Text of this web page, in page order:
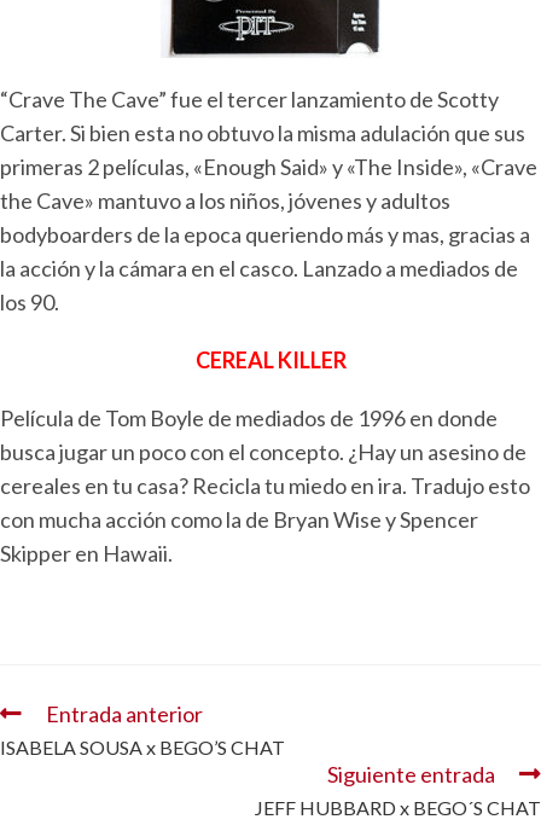
“Crave The Cave” fue el tercer lanzamiento de Scotty
Carter. Si bien esta no obtuvo la misma adulación que sus
primeras 2 películas, «Enough Said» y «The Inside», «Crave
the Cave» mantuvo a los niños, jóvenes y adultos
bodyboarders de la epoca queriendo más y mas, gracias a
la acción y la cámara en el casco. Lanzado a mediados de
los 90.
CEREAL KILLER
Película de Tom Boyle de mediados de 1996 en donde
busca jugar un poco con el concepto. ¿Hay un asesino de
cereales en tu casa? Recicla tu miedo en ira. Tradujo esto
con mucha acción como la de Bryan Wise y Spencer
Skipper en Hawaii.
Entrada anterior
ISABELA SOUSA x BEGO’S CHAT
Siguiente entrada
JEFF HUBBARD x BEGO´S CHAT